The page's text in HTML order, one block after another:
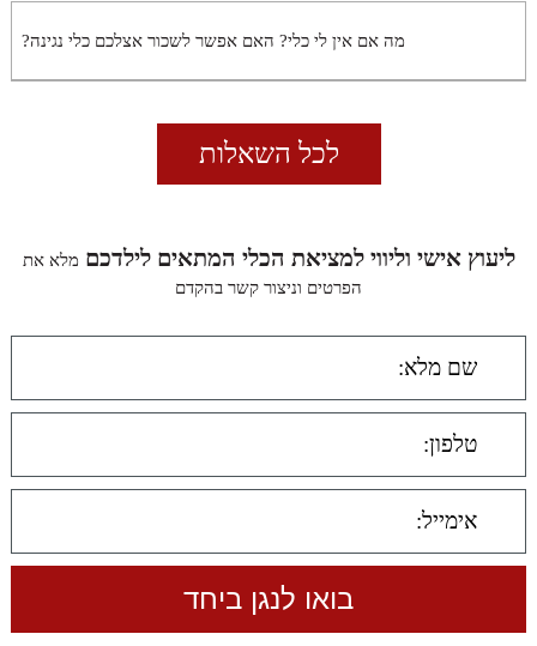
מה אם אין לי כלי? האם אפשר לשכור אצלכם כלי נגינה?
לכל השאלות
ליעוץ אישי וליווי למציאת הכלי המתאים לילדכם מלא את
הפרטים וניצור קשר בהקדם